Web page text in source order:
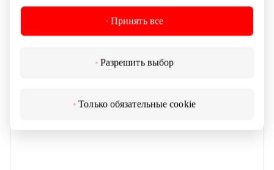
Принять все
Разрешить выбор
Только обязательные cookie